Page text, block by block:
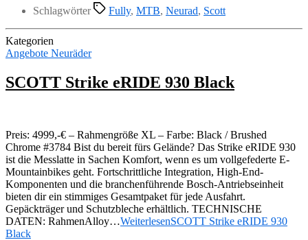
Schlagwörter Fully, MTB, Neurad, Scott
Kategorien
Angebote Neuräder
SCOTT Strike eRIDE 930 Black
Preis: 4999,-€ – Rahmengröße XL – Farbe: Black / Brushed
Chrome #3784 Bist du bereit fürs Gelände? Das Strike eRIDE 930
ist die Messlatte in Sachen Komfort, wenn es um vollgefederte E-
Mountainbikes geht. Fortschrittliche Integration, High-End-
Komponenten und die branchenführende Bosch-Antriebseinheit
bieten dir ein stimmiges Gesamtpaket für jede Ausfahrt.
Gepäckträger und Schutzbleche erhältlich. TECHNISCHE
DATEN: RahmenAlloy…WeiterlesenSCOTT Strike eRIDE 930
Black